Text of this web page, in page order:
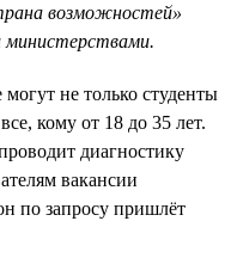
возможностей»
министерствами.
могут не только студенты
кому от 18 до 35 лет.
диагностику
вакансии
по запросу пришлёт